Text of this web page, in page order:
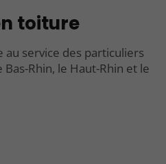
toiture
service des particuliers
Rhin, le Haut-Rhin et le